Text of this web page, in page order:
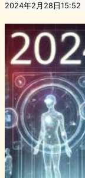
2024年2月28日15:52